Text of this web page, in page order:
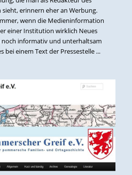
sieht, erinnern eher an Werbung.
wenn die Medieninformation
einer Institution wirklich Neues
informativ und unterhaltsam
bei einem Text der Pressestelle ...